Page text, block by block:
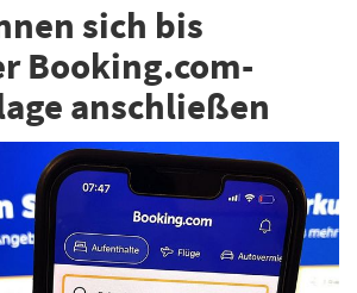
sich bis
Booking.com-
anschließen